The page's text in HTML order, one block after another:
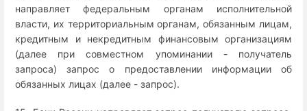
направляет федеральным органам исполнительной
власти, их территориальным органам, обязанным лицам,
кредитным и некредитным финансовым организациям
(далее при совместном упоминании - получатель
запроса) запрос о предоставлении информации об
обязанных лицах (далее - запрос).